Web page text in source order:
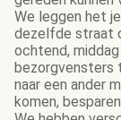
We leggen het
dezelfde straat
ochtend,
bezorgvensters
naar een ander
komen,